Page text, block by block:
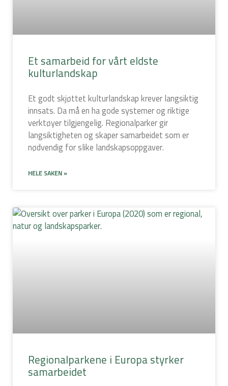
Et samarbeid for vårt eldste
kulturlandskap
Et godt skjøttet kulturlandskap krever langsiktig
innsats. Da må en ha gode systemer og riktige
verktøyer tilgjengelig. Regionalparker gir
langsiktigheten og skaper samarbeidet som er
nødvendig for slike landskapsoppgaver.
HELE SAKEN »
Regionalparkene i Europa styrker
samarbeidet